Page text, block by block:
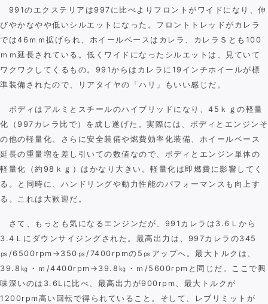
991のエクステリアは997に比べよりフロントがワイドになり、伸
びやかなやや低いシルエットになった。フロントトレッドがカレラ
では46ｍｍ拡げられ、ホイールベースはカレラ、カレラＳとも100
ｍｍ延長されている。低くワイドになったシルエットは、見ていて
ワクワクしてくるもの。991からはカレラに19インチホイールが標
準装備されたので、リアタイヤの「ハリ」もいい感じだ。
ボディはアルミとスチールのハイブリッドになり、45ｋｇの軽量
化（997カレラ比で）を成し遂げた。実際には、ボディとエンジンそ
の他の軽量化、さらに安全装備や燃費効率化装備、ホイールベース
延長の重量増を差し引いての数値なので、ボディとエンジン単体の
軽量化（約98ｋｇ）はかなり大きい。軽量化は即燃費に影響してく
る。と同時に、ハンドリングや動力性能のパフォーマンスも向上す
る。これは大歓迎だ。
さて、もっとも気になるエンジンだが、991カレラは3.6Ｌから
3.4Ｌにダウンサイジングされた。最高出力は、997カレラの345
㎰/6500rpm→350㎰/7400rpmの5㎰アップへ。最大トルクは、
39.8㎏・ｍ/4400rpm→39.8㎏・ｍ/5600rpmと同じだ。ここで興
味深いのは3.6Lに比べ、最高出力が900rpm、最大トルクが
1200rpm高い回転で得られていること。そして、レブリミットが